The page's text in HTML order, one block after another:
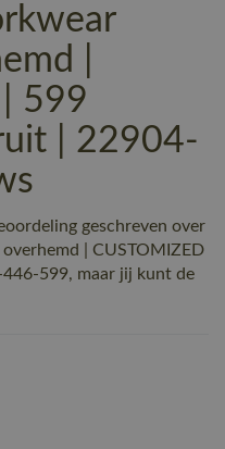
|
599
| 22904-
geschreven over
| CUSTOMIZED
446-599, maar jij kunt de